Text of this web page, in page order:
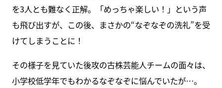
を3人とも難なく正解。「めっちゃ楽しい！」という声
も飛び出すが、この後、まさかの“なぞなぞの洗礼”を受
けてしまうことに！
その様子を見ていた後攻の古株芸能人チームの面々は、
小学校低学年でもわかるなぞなぞに悩んでいたが…。